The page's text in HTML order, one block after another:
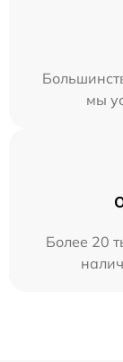
мы
Более 20